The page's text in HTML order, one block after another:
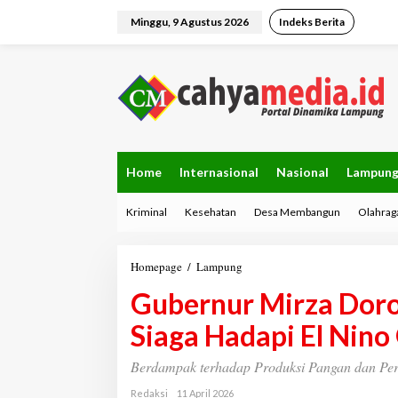
Minggu, 9 Agustus 2026 Indeks Berita
Home Internasional Nasional Lampung
Kriminal Kesehatan Desa Membangun
Homepage / Lampung
b
e
r
n
u
r
Gubernur Mirza
Siaga Hadapi El
Berdampak terhadap Produksi Pangan dan
Redaksi
11 April 2026